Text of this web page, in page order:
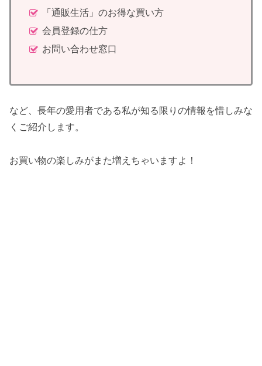
「通販生活」のお得な買い方
会員登録の仕方
お問い合わせ窓口
など、長年の愛用者である私が知る限りの情報を惜しみな
くご紹介します。
お買い物の楽しみがまた増えちゃいますよ！